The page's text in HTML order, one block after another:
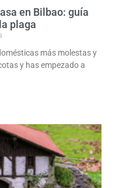
en Bilbao: guía
plaga
más molestas y
y has empezado a